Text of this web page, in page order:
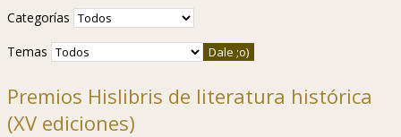
Categorías
Temas
Premios Hislibris de literatura histórica
(XV ediciones)